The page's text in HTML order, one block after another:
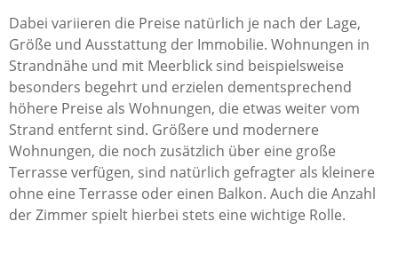
Dabei variieren die Preise natürlich je nach der Lage,
Größe und Ausstattung der Immobilie. Wohnungen in
Strandnähe und mit Meerblick sind beispielsweise
besonders begehrt und erzielen dementsprechend
höhere Preise als Wohnungen, die etwas weiter vom
Strand entfernt sind. Größere und modernere
Wohnungen, die noch zusätzlich über eine große
Terrasse verfügen, sind natürlich gefragter als kleinere
ohne eine Terrasse oder einen Balkon. Auch die Anzahl
der Zimmer spielt hierbei stets eine wichtige Rolle.